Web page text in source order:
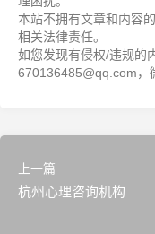
本站不拥有文章和内容
相关法律责任。
如您发现有侵权/违规的
670136485@qq.com，
上一篇
杭州心理咨询机构